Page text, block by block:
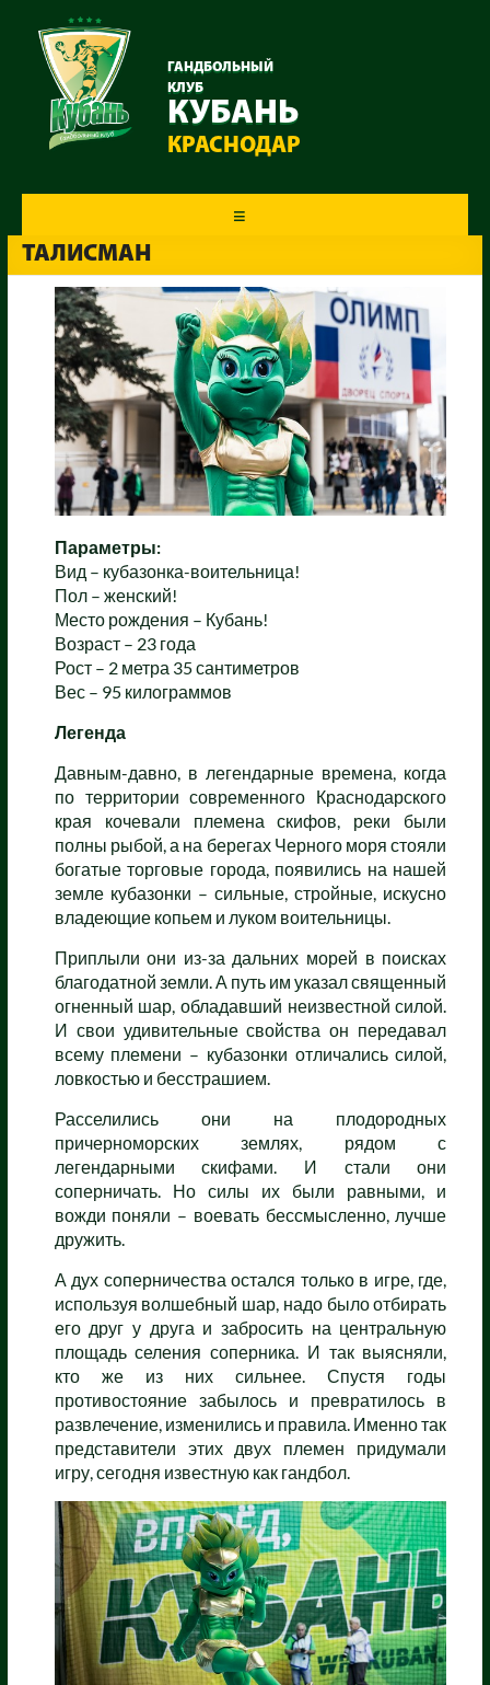
ГАНДБОЛЬНЫЙ
КЛУБ
КУБАНЬ
КРАСНОДАР
ТАЛИСМАН
Параметры:
Вид – кубазонка-воительница!
Пол – женский!
Место рождения – Кубань!
Возраст – 23 года
Рост – 2 метра 35 сантиметров
Вес – 95 килограммов
Легенда
Давным-давно, в легендарные времена, когда
по территории современного Краснодарского
края кочевали племена скифов, реки были
полны рыбой, а на берегах Черного моря стояли
богатые торговые города, появились на нашей
земле кубазонки – сильные, стройные, искусно
владеющие копьем и луком воительницы.
Приплыли они из-за дальних морей в поисках
благодатной земли. А путь им указал священный
огненный шар, обладавший неизвестной силой.
И свои удивительные свойства он передавал
всему племени – кубазонки отличались силой,
ловкостью и бесстрашием.
Расселились они на плодородных
причерноморских землях, рядом с
легендарными скифами. И стали они
соперничать. Но силы их были равными, и
вожди поняли – воевать бессмысленно, лучше
дружить.
А дух соперничества остался только в игре, где,
используя волшебный шар, надо было отбирать
его друг у друга и забросить на центральную
площадь селения соперника. И так выясняли,
кто же из них сильнее. Спустя годы
противостояние забылось и превратилось в
развлечение, изменились и правила. Именно так
представители этих двух племен придумали
игру, сегодня известную как гандбол.